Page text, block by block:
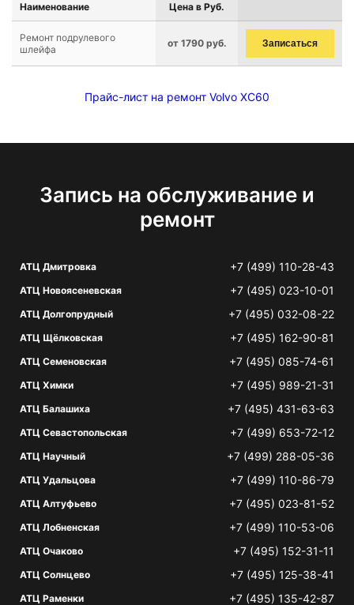
Наименование Цена в Руб.
Ремонт подрулевого
шлейфа
от 1790 руб. Записаться
Прайс-лист на ремонт Volvo XC60
Запись на обслуживание и
ремонт
АТЦ Дмитровка +7 (499) 110-28-43
АТЦ Новоясеневская +7 (495) 023-10-01
АТЦ Долгопрудный +7 (495) 032-08-22
АТЦ Щёлковская +7 (495) 162-90-81
АТЦ Семеновская +7 (495) 085-74-61
АТЦ Химки +7 (495) 989-21-31
АТЦ Балашиха +7 (495) 431-63-63
АТЦ Севастопольская +7 (499) 653-72-12
АТЦ Научный +7 (499) 288-05-36
АТЦ Удальцова +7 (499) 110-86-79
АТЦ Алтуфьево +7 (495) 023-81-52
АТЦ Лобненская +7 (499) 110-53-06
АТЦ Очаково +7 (495) 152-31-11
АТЦ Солнцево +7 (495) 125-38-41
АТЦ Раменки +7 (495) 135-42-87